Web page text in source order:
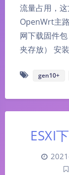
流量占用，
OpenWrt主
网下载固件
夹存放） 安
gen10+
ESXI